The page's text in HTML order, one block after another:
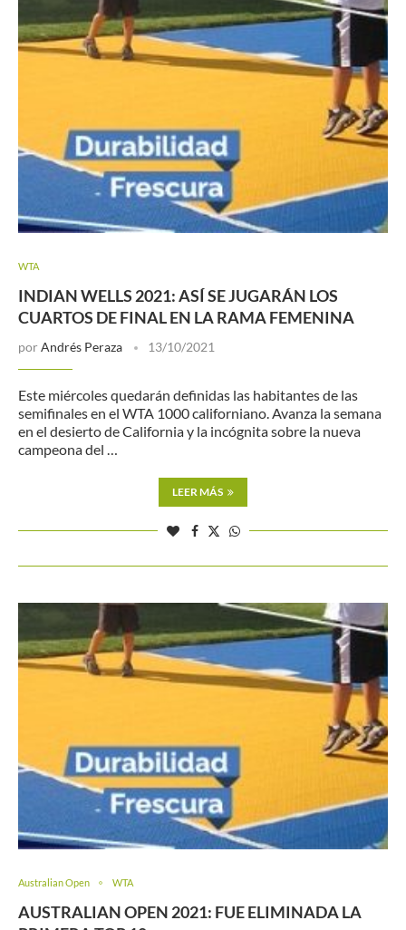
WTA
INDIAN WELLS 2021: ASÍ SE JUGARÁN LOS
CUARTOS DE FINAL EN LA RAMA FEMENINA
por Andrés Peraza 13/10/2021
Este miércoles quedarán definidas las habitantes de las
semifinales en el WTA 1000 californiano. Avanza la semana
en el desierto de California y la incógnita sobre la nueva
campeona del …
LEER MÁS
Australian Open WTA
AUSTRALIAN OPEN 2021: FUE ELIMINADA LA